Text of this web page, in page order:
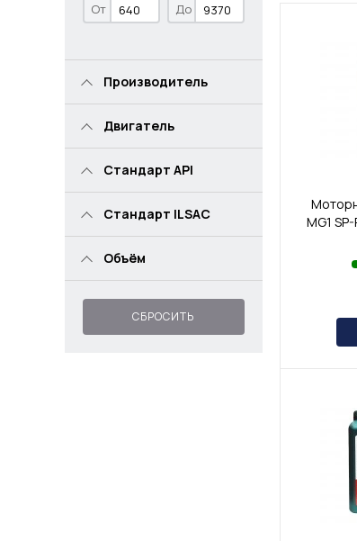
От До
Производитель
Двигатель
Стандарт API
Стандарт ILSAC
Объём
СБРОСИТЬ
MG1